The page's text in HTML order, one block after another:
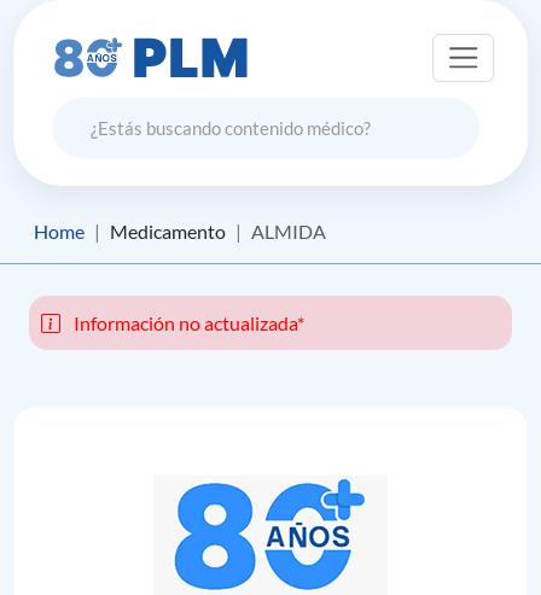
Home Medicamento ALMIDA
Información no actualizada*